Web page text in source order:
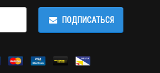
ПОДПИСАТЬСЯ